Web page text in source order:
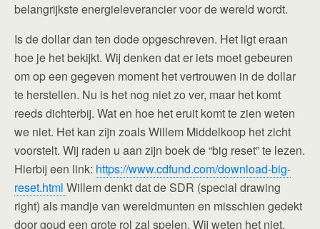
belangrijkste energieleverancier voor de wereld wordt.
Is de dollar dan ten dode opgeschreven. Het ligt eraan
hoe je het bekijkt. Wij denken dat er iets moet gebeuren
om op een gegeven moment het vertrouwen in de dollar
te herstellen. Nu is het nog niet zo ver, maar het komt
reeds dichterbij. Wat en hoe het eruit komt te zien weten
we niet. Het kan zijn zoals Willem Middelkoop het zicht
voorstelt. Wij raden u aan zijn boek de “big reset” te lezen.
Hierbij een link: https://www.cdfund.com/download-big-
reset.html Willem denkt dat de SDR (special drawing
right) als mandje van wereldmunten en misschien gedekt
door goud een grote rol zal spelen. Wij weten het niet,